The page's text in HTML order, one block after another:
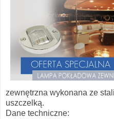
zewnętrzna wykonana ze
uszczelką.
Dane techniczne: